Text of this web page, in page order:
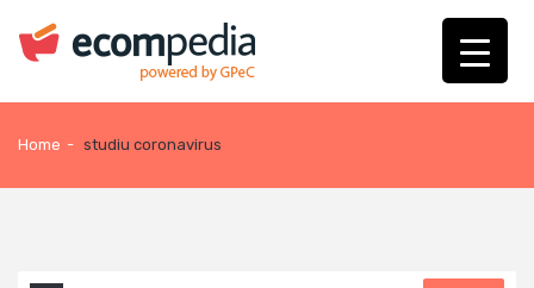
Home - studiu coronavirus